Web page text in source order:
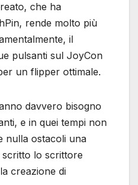
che ha
rende molto più
il
pulsanti sul JoyCon
un flipper ottimale.
davvero bisogno
e in quei tempi non
nulla ostacoli una
scritto lo scrittore
creazione di